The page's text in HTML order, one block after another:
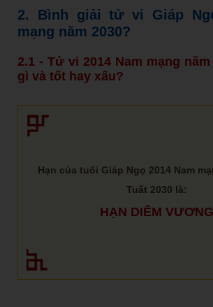
2. Bình giải tử vi Giáp
mạng năm 2030?
2.1 - Tử vi 2014 Nam mạng
gì và tốt hay xấu?
Hạn của tuổi Giáp Ngọ 2014 Nam
Tuất 2030 là:
HẠN DIÊM VƯƠNG